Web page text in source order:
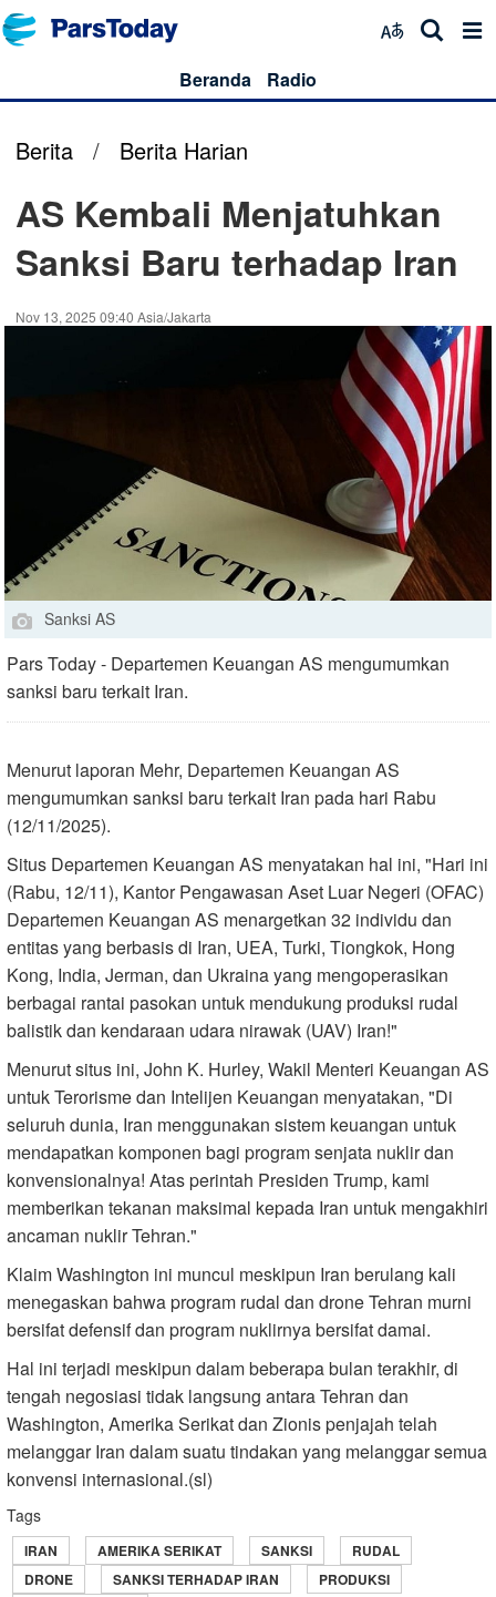
Beranda Radio
Berita / Berita Harian
AS Kembali Menjatuhkan
Sanksi Baru terhadap Iran
Nov 13, 2025 09:40 Asia/Jakarta
Sanksi AS
Pars Today - Departemen Keuangan AS mengumumkan
sanksi baru terkait Iran.
Menurut laporan Mehr, Departemen Keuangan AS
mengumumkan sanksi baru terkait Iran pada hari Rabu
(12/11/2025).
Situs Departemen Keuangan AS menyatakan hal ini, "Hari ini
(Rabu, 12/11), Kantor Pengawasan Aset Luar Negeri (OFAC)
Departemen Keuangan AS menargetkan 32 individu dan
entitas yang berbasis di Iran, UEA, Turki, Tiongkok, Hong
Kong, India, Jerman, dan Ukraina yang mengoperasikan
berbagai rantai pasokan untuk mendukung produksi rudal
balistik dan kendaraan udara nirawak (UAV) Iran!"
Menurut situs ini, John K. Hurley, Wakil Menteri Keuangan AS
untuk Terorisme dan Intelijen Keuangan menyatakan, "Di
seluruh dunia, Iran menggunakan sistem keuangan untuk
mendapatkan komponen bagi program senjata nuklir dan
konvensionalnya! Atas perintah Presiden Trump, kami
memberikan tekanan maksimal kepada Iran untuk mengakhiri
ancaman nuklir Tehran."
Klaim Washington ini muncul meskipun Iran berulang kali
menegaskan bahwa program rudal dan drone Tehran murni
bersifat defensif dan program nuklirnya bersifat damai.
Hal ini terjadi meskipun dalam beberapa bulan terakhir, di
tengah negosiasi tidak langsung antara Tehran dan
Washington, Amerika Serikat dan Zionis penjajah telah
melanggar Iran dalam suatu tindakan yang melanggar semua
konvensi internasional.(sl)
Tags
IRAN AMERIKA SERIKAT SANKSI
RUDAL
DRONE
SANKSI TERHADAP IRAN
PRODUKSI